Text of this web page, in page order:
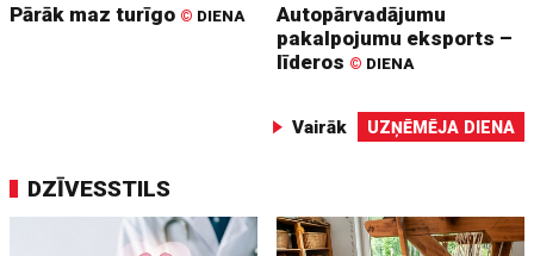
Pārāk maz turīgo © DIENA
Autopārvadājumu
pakalpojumu eksports –
līderos © DIENA
Vairāk UZŅĒMĒJA DIENA
DZĪVESSTILS